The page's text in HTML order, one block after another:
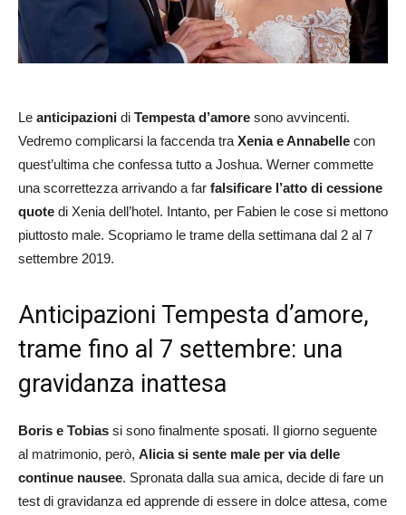
Le anticipazioni di Tempesta d’amore sono avvincenti.
Vedremo complicarsi la faccenda tra Xenia e Annabelle con
quest’ultima che confessa tutto a Joshua. Werner commette
una scorrettezza arrivando a far falsificare l’atto di cessione
quote di Xenia dell’hotel. Intanto, per Fabien le cose si mettono
piuttosto male. Scopriamo le trame della settimana dal 2 al 7
settembre 2019.
Anticipazioni Tempesta d’amore,
trame fino al 7 settembre: una
gravidanza inattesa
Boris e Tobias si sono finalmente sposati. Il giorno seguente
al matrimonio, però, Alicia si sente male per via delle
continue nausee. Spronata dalla sua amica, decide di fare un
test di gravidanza ed apprende di essere in dolce attesa, come